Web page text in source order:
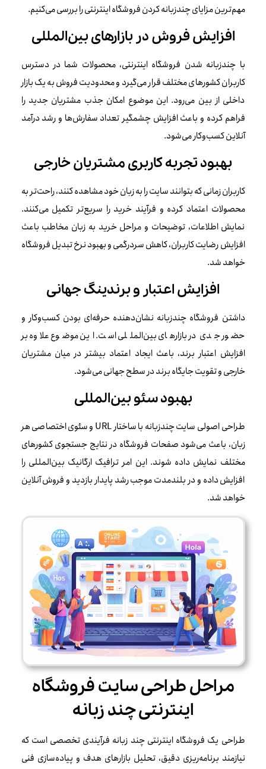
مهم‌ترین مزایای چندزبانه کردن فروشگاه اینترنتی را بررسی می‌کنیم.
افزایش فروش در بازارهای بین‌المللی
با چندزبانه شدن فروشگاه اینترنتی، محصولات شما در دسترس
کاربران کشورهای مختلف قرار می‌گیرد و محدودیت فروش به یک بازار
داخلی از بین می‌رود. این موضوع امکان جذب مشتریان جدید را
فراهم کرده و باعث افزایش چشمگیر تعداد سفارش‌ها و رشد درآمد
آنلاین کسب‌وکار می‌شود.
بهبود تجربه کاربری مشتریان خارجی
کاربران زمانی که بتوانند سایت را به زبان خود مشاهده کنند، راحت‌تر به
محصولات اعتماد کرده و فرآیند خرید را سریع‌تر تکمیل می‌کنند.
نمایش اطلاعات، توضیحات و مراحل خرید به زبان مخاطب باعث
افزایش رضایت کاربران، کاهش سردرگمی و بهبود نرخ تبدیل فروشگاه
خواهد شد.
افزایش اعتبار و برندینگ جهانی
داشتن فروشگاه چندزبانه نشان‌دهنده حرفه‌ای بودن کسب‌وکار و
حضور جدی در بازارهای بین‌المللی است. این موضوع علاوه بر
افزایش اعتبار برند، باعث ایجاد اعتماد بیشتر در میان مشتریان
خارجی و تقویت جایگاه برند در سطح جهانی می‌شود.
بهبود سئو بین‌المللی
طراحی اصولی سایت چندزبانه با ساختار URL و سئوی اختصاصی هر
زبان، باعث می‌شود صفحات فروشگاه در نتایج جستجوی کشورهای
مختلف نمایش داده شوند. این امر ترافیک ارگانیک بین‌المللی را
افزایش داده و در بلندمدت موجب رشد پایدار بازدید و فروش آنلاین
خواهد شد.
مراحل طراحی سایت فروشگاه
اینترنتی چند زبانه
طراحی یک فروشگاه اینترنتی چند زبانه فرآیندی تخصصی است که
نیازمند برنامه‌ریزی دقیق، تحلیل بازارهای هدف و پیاده‌سازی فنی